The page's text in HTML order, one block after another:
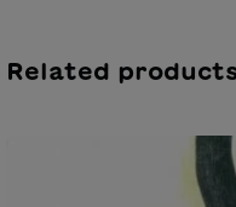
Related